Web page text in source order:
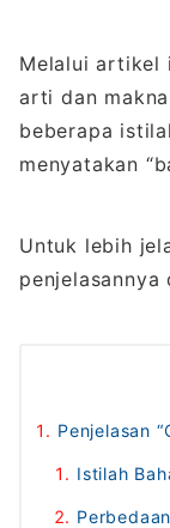
Melalui artikel
arti dan
beberapa
menyatakan
Untuk lebih
penjelasannya
Penjelasan
Istilah